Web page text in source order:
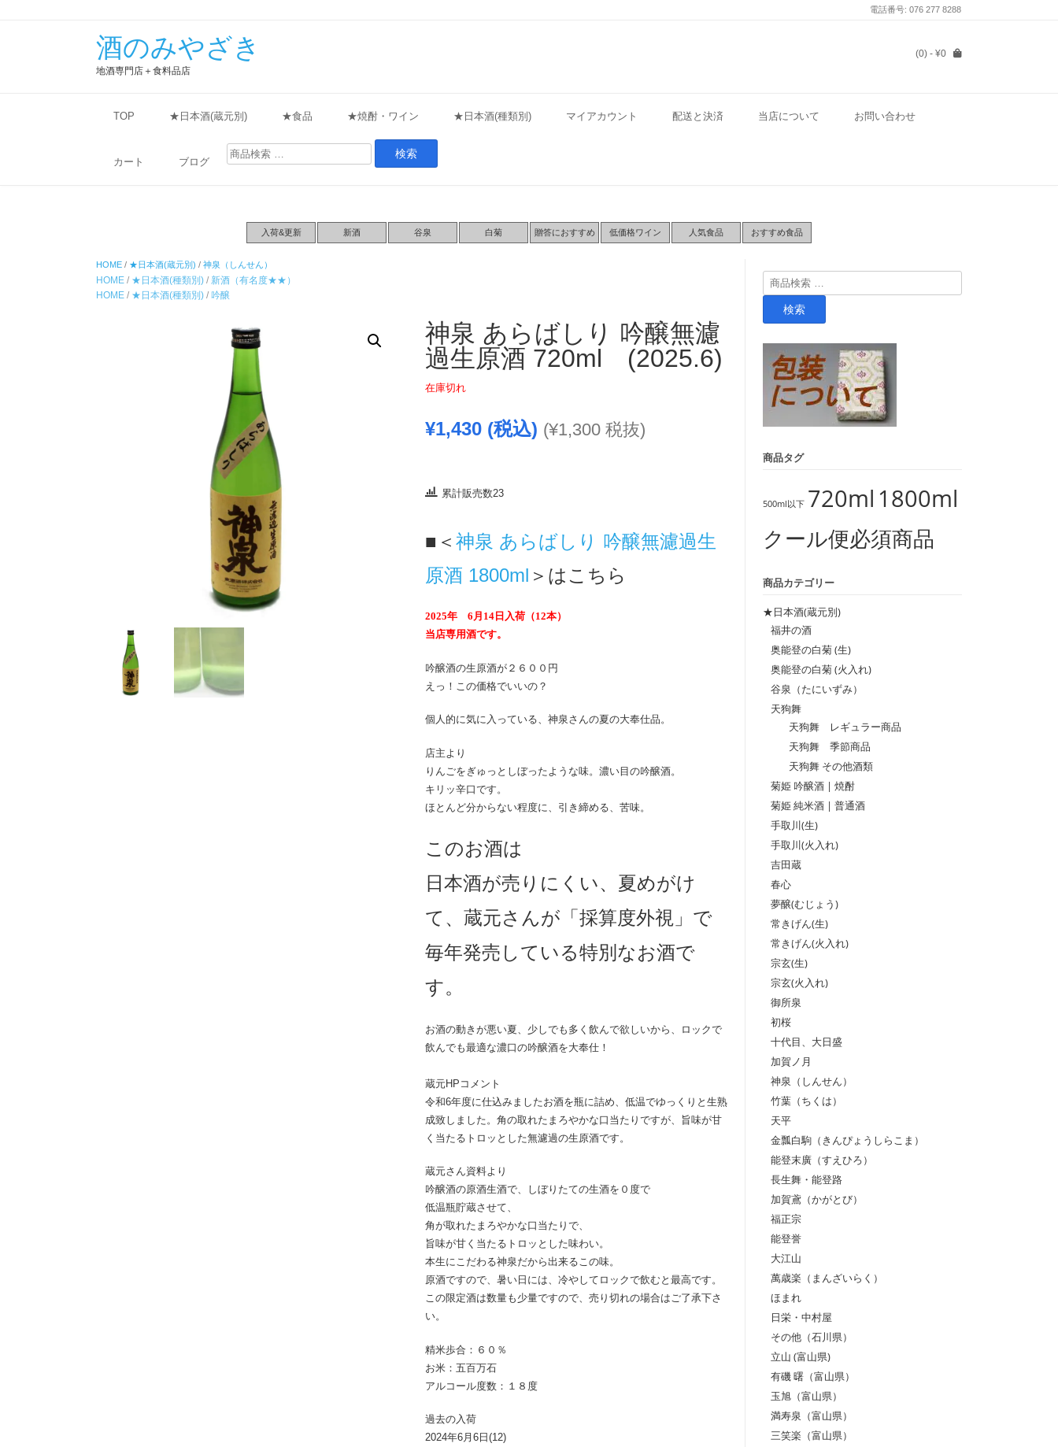
電話番号: 076 277 8288
酒のみやざき
地酒専門店＋食料品店
(0) - ¥0
TOP ★日本酒(蔵元別) ★食品 ★焼酎・ワイン ★日本酒(種類別) マイアカウント 配送と決済 当店について お問い合わせ
カート ブログ
検
索
入荷&更新 新酒 谷泉 白菊 贈答におすすめ 低価格ワイン 人気食品 おすすめ食品
HOME / ★日本酒(蔵元別) / 神泉（しんせん）
HOME / ★日本酒(種類別) / 新酒（有名度★★）
HOME / ★日本酒(種類別) / 吟醸
神泉 あらばしり 吟醸無濾
過生原酒 720ml (2025.6)
在庫切れ
¥1,430(税込) (¥1,300税抜)
累計販売数23
■＜ 神泉 あらばしり 吟醸無濾過生
原酒 1800ml ＞はこちら
2025年 6月14日入荷（12本）
当店専用酒です。
吟醸酒の生原酒が２６００円
えっ！この価格でいいの？
個人的に気に入っている、神泉さんの夏の大奉仕品。
店主より
りんごをぎゅっとしぼったような味。濃い目の吟醸酒。
キリッ辛口です。
ほとんど分からない程度に、引き締める、苦味。
このお酒は
日本酒が売りにくい、夏めがけ
て、蔵元さんが「採算度外視」で
毎年発売している特別なお酒で
す。
お酒の動きが悪い夏、少しでも多く飲んで欲しいから、ロックで
飲んでも最適な濃口の吟醸酒を大奉仕！
蔵元HPコメント
令和6年度に仕込みましたお酒を瓶に詰め、低温でゆっくりと生熟
成致しました。角の取れたまろやかな口当たりですが、旨味が甘
く当たるトロッとした無濾過の生原酒です。
蔵元さん資料より
吟醸酒の原酒生酒で、しぼりたての生酒を０度で
低温瓶貯蔵させて、
角が取れたまろやかな口当たりで、
旨味が甘く当たるトロッとした味わい。
本生にこだわる神泉だから出来るこの味。
原酒ですので、暑い日には、冷やしてロックで飲むと最高です。
この限定酒は数量も少量ですので、売り切れの場合はご了承下さ
い。
精米歩合：６０％
お米：五百万石
アルコール度数：１８度
過去の入荷
2024年6月6日(12)
検
索
検索
商品タグ
500ml以下 720ml 1800ml
クール便必須商品
商品カテゴリー
★日本酒(蔵元別)
福井の酒
奥能登の白菊 (生)
奥能登の白菊 (火入れ)
谷泉（たにいずみ）
天狗舞
天狗舞 レギュラー商品
天狗舞 季節商品
天狗舞 その他酒類
菊姫 吟醸酒 | 焼酎
菊姫 純米酒 | 普通酒
手取川(生)
手取川(火入れ)
吉田蔵
春心
夢醸(むじょう)
常きげん(生)
常きげん(火入れ)
宗玄(生)
宗玄(火入れ)
御所泉
初桜
十代目、大日盛
加賀ノ月
神泉（しんせん）
竹葉（ちくは）
天平
金瓢白駒（きんぴょうしらこま）
能登末廣（すえひろ）
長生舞・能登路
加賀鳶（かがとび）
福正宗
能登誉
大江山
萬歳楽（まんざいらく）
ほまれ
日栄・中村屋
その他（石川県）
立山 (富山県)
有磯 曙（富山県）
玉旭（富山県）
満寿泉（富山県）
三笑楽（富山県）